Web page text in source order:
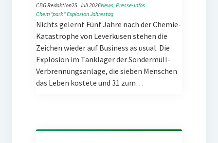
CBG Redaktion25. Juli 2026News, Presse-Infos
Chem“park“ExplosionJahrestag
Nichts gelernt Fünf Jahre nach der Chemie-
Katastrophe von Leverkusen stehen die
Zeichen wieder auf Business as usual. Die
Explosion im Tanklager der Sondermüll-
Verbrennungsanlage, die sieben Menschen
das Leben kostete und 31 zum…